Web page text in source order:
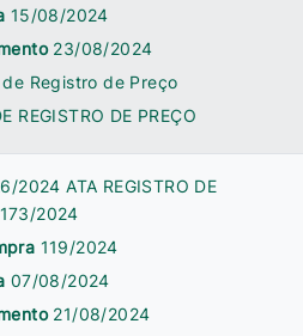
15/08/2024
23/08/2024
Registro de Preço
REGISTRO DE PREÇO
2024 ATA REGISTRO DE
2024
119/2024
07/08/2024
21/08/2024